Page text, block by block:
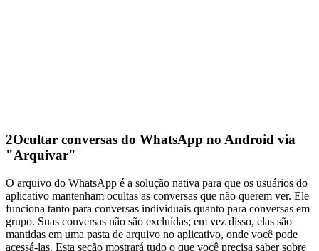
2Ocultar conversas do WhatsApp no Android via
"Arquivar"
O arquivo do WhatsApp é a solução nativa para que os usuários do
aplicativo mantenham ocultas as conversas que não querem ver. Ele
funciona tanto para conversas individuais quanto para conversas em
grupo. Suas conversas não são excluídas; em vez disso, elas são
mantidas em uma pasta de arquivo no aplicativo, onde você pode
acessá-las. Esta seção mostrará tudo o que você precisa saber sobre